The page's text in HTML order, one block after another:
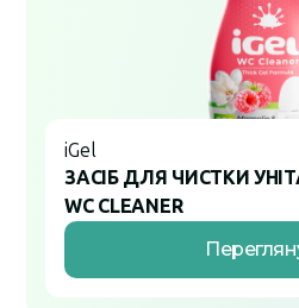
iGel
ЗАСІБ ДЛЯ ЧИСТКИ
WC CLEANER